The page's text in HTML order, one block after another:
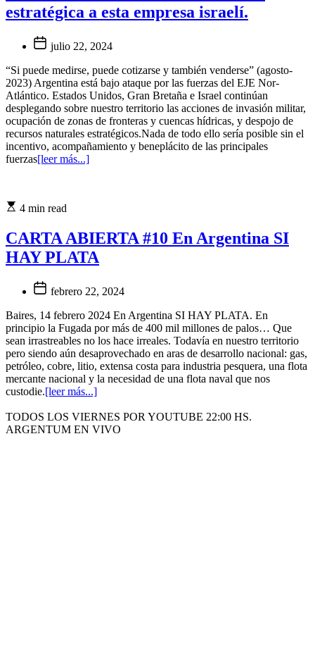
estratégica a esta empresa israelí.
julio 22, 2024
“Si puede medirse, puede cotizarse y también venderse” (agosto-
2023) Argentina está bajo ataque por las fuerzas del EJE Nor-
Atlántico. Estados Unidos, Gran Bretaña e Israel continúan
desplegando sobre nuestro territorio las acciones de invasión militar,
ocupación de zonas de fronteras y cuencas hídricas, y despojo de
recursos naturales estratégicos.Nada de todo ello sería posible sin el
incentivo, acompañamiento y beneplácito de las principales
fuerzas[leer más...]
4 min read
CARTA ABIERTA #10 En Argentina SI
HAY PLATA
febrero 22, 2024
Baires, 14 febrero 2024 En Argentina SI HAY PLATA. En
principio la Fugada por más de 400 mil millones de palos… Que
sean irrastreables no los hace irreales. Todavía en nuestro territorio
pero siendo aún desaprovechado en aras de desarrollo nacional: gas,
petróleo, cobre, litio, extensa costa para industria pesquera, una flota
mercante nacional y la necesidad de una flota naval que nos
custodie.[leer más...]
TODOS LOS VIERNES POR YOUTUBE 22:00 HS.
ARGENTUM EN VIVO